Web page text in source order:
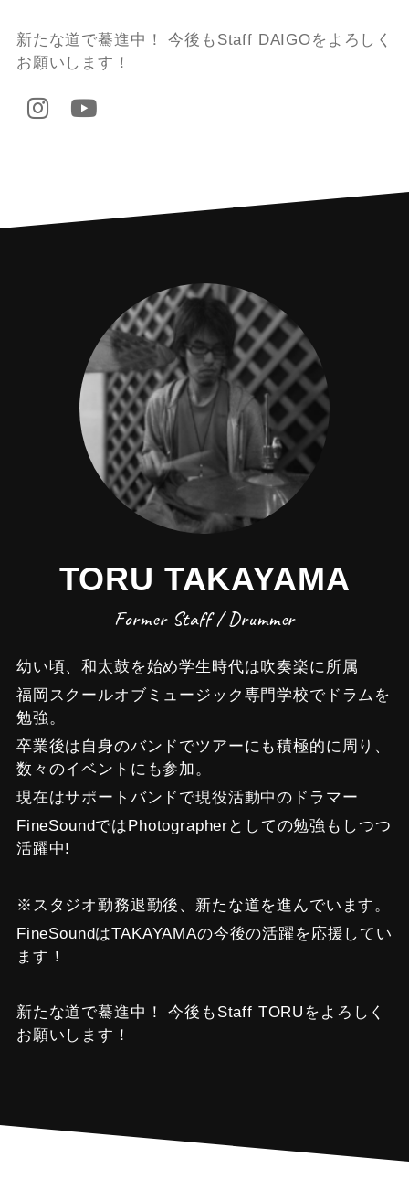
新たな道で驀進中！ 今後もStaff DAIGOをよろしく
お願いします！
TORU TAKAYAMA
Former Staff / Drummer
幼い頃、和太鼓を始め学生時代は吹奏楽に所属
福岡スクールオブミュージック専門学校でドラムを
勉強。
卒業後は自身のバンドでツアーにも積極的に周り、
数々のイベントにも参加。
現在はサポートバンドで現役活動中のドラマー
FineSoundではPhotographerとしての勉強もしつつ
活躍中!
※スタジオ勤務退勤後、新たな道を進んでいます。
FineSoundはTAKAYAMAの今後の活躍を応援してい
ます！
新たな道で驀進中！ 今後もStaff TORUをよろしく
お願いします！